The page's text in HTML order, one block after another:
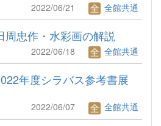
2022/06/21 全館共通
周忠作・水彩画の解説
2022/06/18 全館共通
年度シラバス参考書展
2022/06/07 全館共通